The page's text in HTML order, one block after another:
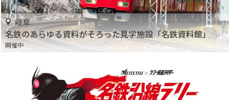
岐阜
名鉄のあらゆる資料がそろった見学施設「名鉄資料館」
開催中